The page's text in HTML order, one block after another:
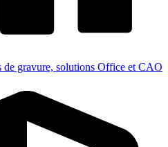
de gravure, solutions Office et CAO